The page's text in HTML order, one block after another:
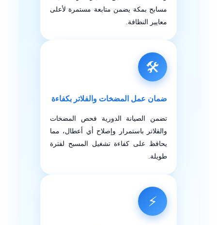
مسابح بمكة يضمن متابعة مستمرة لأعلى
معايير النظافة.
🛠️
ضمان عمل المضخات والفلاتر بكفاءة
تضمن الصيانة الدورية فحص المضخات
والفلاتر باستمرار وإصلاح أي أعطال، مما
يحافظ على كفاءة تشغيل المسبح لفترة
طويلة.
⚡